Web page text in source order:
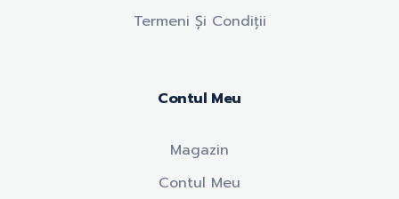
Termeni Și Condiții
Contul Meu
Magazin
Contul Meu